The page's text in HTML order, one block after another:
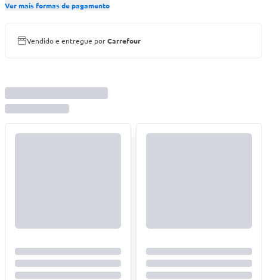
Ver mais formas de pagamento
Vendido e entregue porCarrefour